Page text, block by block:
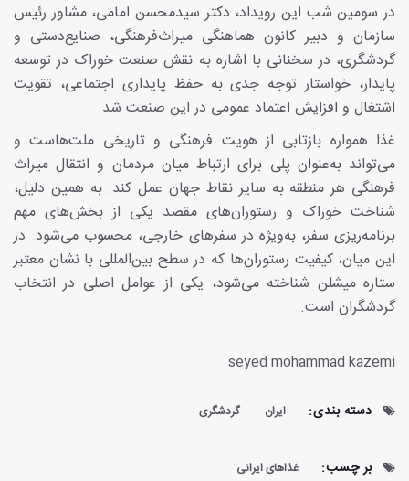
در سومین شب این رویداد، دکتر سیدمحسن امامی، مشاور رئیس
سازمان و دبیر کانون هماهنگی میراث‌فرهنگی، صنایع‌دستی و
گردشگری، در سخنانی با اشاره به نقش صنعت خوراک در توسعه
پایدار، خواستار توجه جدی به حفظ پایداری اجتماعی، تقویت
اشتغال و افزایش اعتماد عمومی در این صنعت شد.
غذا همواره بازتابی از هویت فرهنگی و تاریخی ملت‌هاست و
می‌تواند به‌عنوان پلی برای ارتباط میان مردمان و انتقال میراث
فرهنگی هر منطقه به سایر نقاط جهان عمل کند. به همین دلیل،
شناخت خوراک و رستوران‌های مقصد یکی از بخش‌های مهم
برنامه‌ریزی سفر، به‌ویژه در سفرهای خارجی، محسوب می‌شود. در
این میان، کیفیت رستوران‌ها که در سطح بین‌المللی با نشان معتبر
ستاره میشلن شناخته می‌شود، یکی از عوامل اصلی در انتخاب
گردشگران است.
seyed mohammad kazemi
دسته بندی: ایران گردشگری
بر چسب: غذاهای ایرانی